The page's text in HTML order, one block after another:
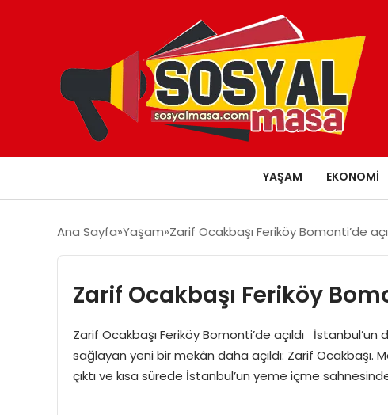
YAŞAM EKONOMI
Ana Sayfa Yaşam Zarif Ocakbaşı Feriköy Bomonti’de
Zarif Ocakbaşı Feriköy
Zarif Ocakbaşı Feriköy Bomonti’de açıldı
sağlayan yeni bir mekân daha açıldı: Zarif
çıktı ve kısa sürede İstanbul’un yeme içme